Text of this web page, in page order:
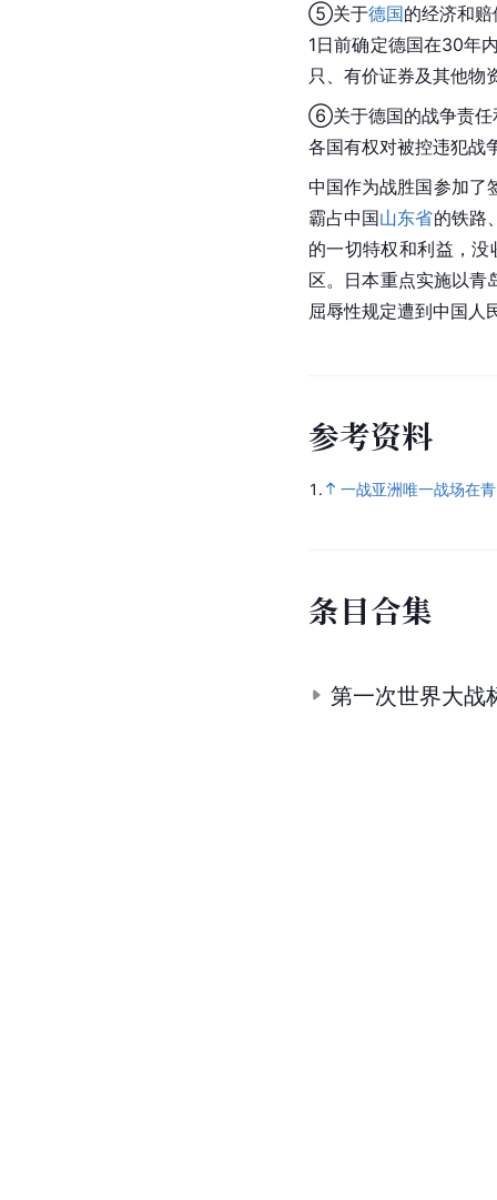
⑤关于德国的经济和
1日前确定德国在30年
只、有价证券及其他物
⑥关于德国的战争责任
各国有权对被控违犯战
中国作为战胜国参加了
霸占中国山东省的铁路
的一切特权和利益，
区。日本重点实施以青
屈辱性规定遭到中国人
参考资料
1. 一战亚洲唯一战场在
条目合集
第一次世界大战